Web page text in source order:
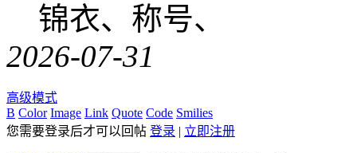
锦衣、称号、
2026-07-31
高级模式
B Color Image Link Quote Code Smilies
您需要登录后才可以回帖 登录 | 立即注册